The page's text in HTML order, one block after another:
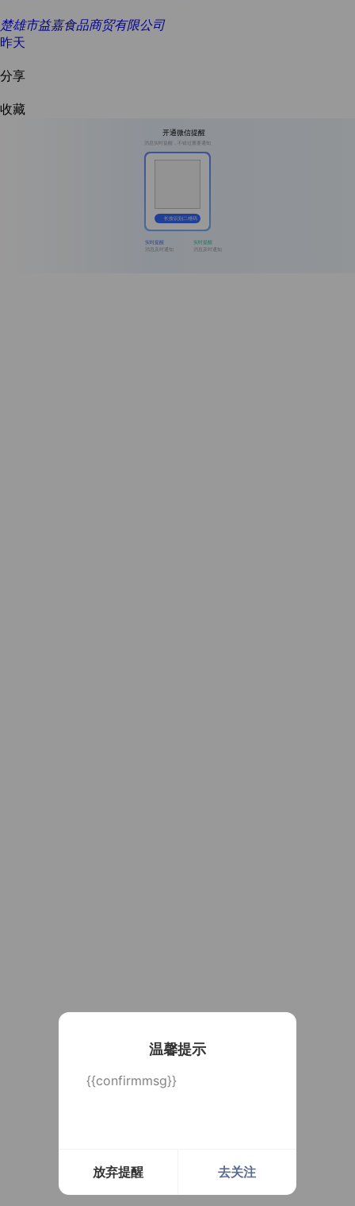
楚雄市益嘉食品商贸有限公司
昨天
分享
收藏
开通微信提醒
消息实时提醒，不错过重要通知
长按识别二维码
实时提醒
消息及时通知
实时提醒
消息及时通知
温馨提示
{{confirmmsg}}
放弃提醒 去关注